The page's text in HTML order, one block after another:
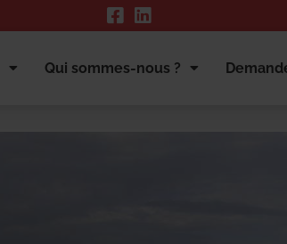
Qui sommes-nous ?